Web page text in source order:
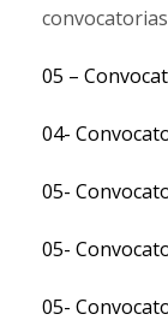
05 –
04-
05-
05-
05-